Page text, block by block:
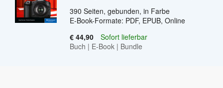
390 Seiten, gebunden, in Farbe
E-Book-Formate: PDF, EPUB, Online
€ 44,90
Sofort lieferbar
Buch | E-Book | Bundle